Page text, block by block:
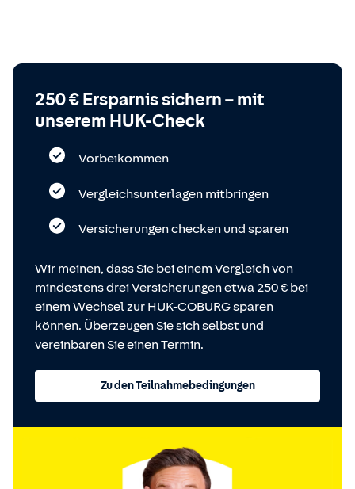
250 € Ersparnis sichern – mit
unserem HUK-Check
Vorbeikommen
Vergleichsunterlagen mitbringen
Versicherungen checken und sparen
Wir meinen, dass Sie bei einem Vergleich von
mindestens drei Versicherungen etwa 250 € bei
einem Wechsel zur HUK-COBURG sparen
können. Überzeugen Sie sich selbst und
vereinbaren Sie einen Termin.
Zu den Teilnahmebedingungen